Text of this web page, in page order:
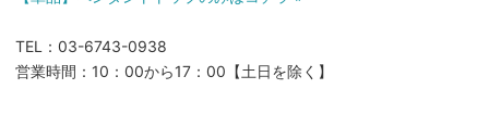
TEL：03-6743-0938
営業時間：10：00から17：00【土日を除く】